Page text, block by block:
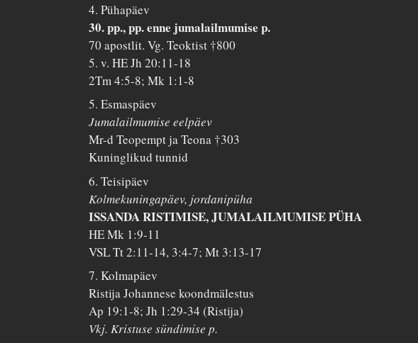
4. Pühapäev
30. pp., pp. enne jumalailmumise p.
70 apostlit. Vg. Teoktist †800
5. v. HE Jh 20:11-18
2Tm 4:5-8; Mk 1:1-8
5. Esmaspäev
Jumalailmumise eelpäev
Mr-d Teopempt ja Teona †303
Kuninglikud tunnid
6. Teisipäev
Kolmekuningapäev, jordanipüha
ISSANDA RISTIMISE, JUMALAILMUMISE PÜHA
HE Mk 1:9-11
VSL Tt 2:11-14, 3:4-7; Mt 3:13-17
7. Kolmapäev
Ristija Johannese koondmälestus
Ap 19:1-8; Jh 1:29-34 (Ristija)
Vkj. Kristuse sündimise p.